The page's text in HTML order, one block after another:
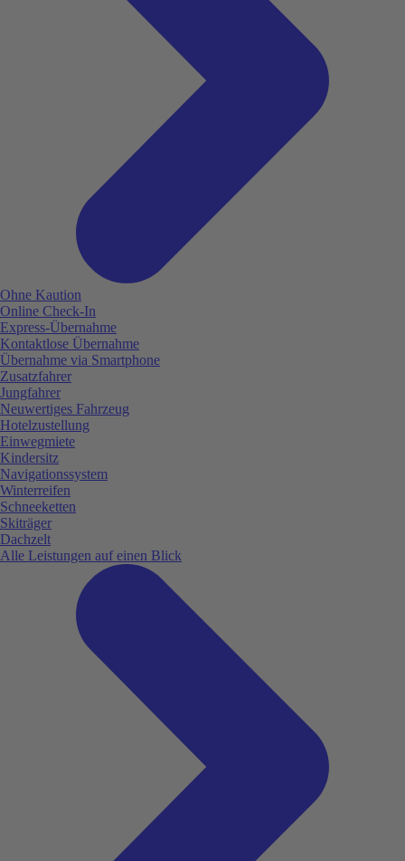
Ohne Kaution
Online Check-In
Express-Übernahme
Kontaktlose Übernahme
Übernahme via Smartphone
Zusatzfahrer
Jungfahrer
Neuwertiges Fahrzeug
Hotelzustellung
Einwegmiete
Kindersitz
Navigationssystem
Winterreifen
Schneeketten
Skiträger
Dachzelt
Alle Leistungen auf einen Blick